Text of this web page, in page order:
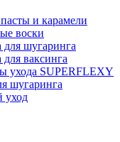
и карамели
воски
для шугаринга
ваксинга
ухода SUPERFLEXY
шугаринга
уход